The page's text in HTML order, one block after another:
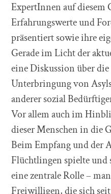
ExpertInnen auf diesem
Erfahrungswerte und
präsentiert sowie ihre
Gerade im Licht der
eine Diskussion über die
Unterbringung von
anderer sozial
Vor allem auch im
dieser Menschen in die
Beim Empfang und der
Flüchtlingen spielte
eine zentrale Rolle –
Freiwilligen, die sich